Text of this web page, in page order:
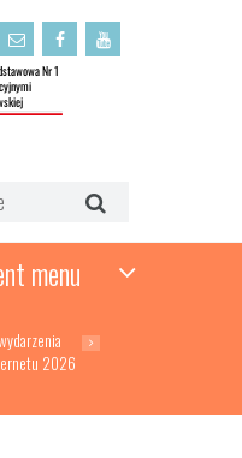
menu
2026